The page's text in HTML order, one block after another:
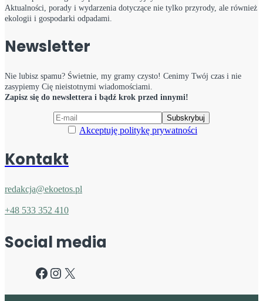
Aktualności, porady i wydarzenia dotyczące nie tylko przyrody, ale również
ekologii i gospodarki odpadami.
Newsletter
Nie lubisz spamu? Świetnie, my gramy czysto! Cenimy Twój czas i nie
zasypiemy Cię nieistotnymi wiadomościami.
Zapisz się do newslettera i bądź krok przed innymi!
Akceptuję politykę prywatności
Kontakt
redakcja@ekoetos.pl
+48 533 352 410
Social media
Facebook
Instagram
X